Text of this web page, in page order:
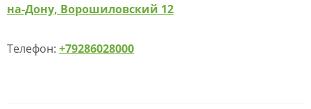
на-Дону, Ворошиловский 12
Телефон: +79286028000